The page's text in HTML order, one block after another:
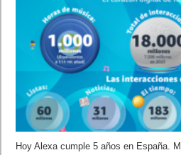
Hoy Alexa cumple 5 años en España.